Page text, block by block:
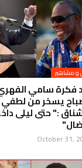
و مشاهير
فكرة سامي
يسخر من لطفي
:" حتى ليلى
October 31,